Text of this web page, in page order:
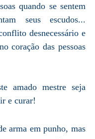
quando se sentem
seus escudos...
desnecessário e
coração das pessoas
amado mestre seja
e curar!
arma em punho, mas